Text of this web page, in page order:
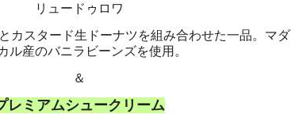
リュードゥロワ
カスタード生ドーナツを組み合わせた一品。マダ
ル産のバニラビーンズを使用。
＆
レミアムシュークリーム